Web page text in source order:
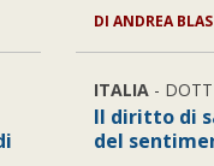
DIANDREA
ITALIA -
Il diritto di
del